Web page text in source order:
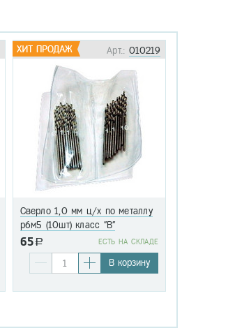
Арт.: 010219
Сверло 1,0 мм ц/х по металлу
р6м5 (10шт) класс "В"
65a EСТЬ НА СКЛАДЕ
В корзину